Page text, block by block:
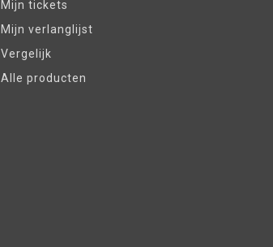
Mijn tickets
Mijn verlanglijst
Vergelijk
Alle producten